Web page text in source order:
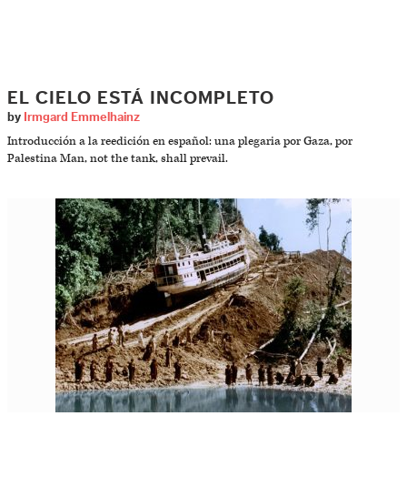
EL CIELO ESTÁ INCOMPLETO
by Irmgard Emmelhainz
Introducción a la reedición en español: una plegaria por Gaza, por
Palestina Man, not the tank, shall prevail.